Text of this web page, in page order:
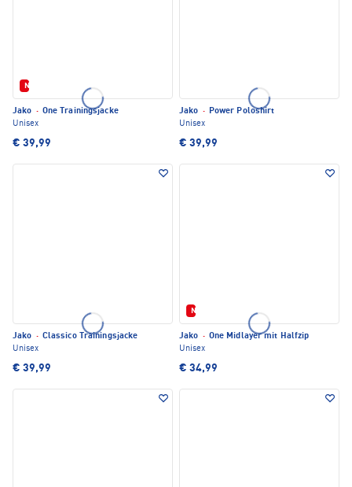
Neu
Jako · One Trainingsjacke
Unisex
€ 39,99
Jako · Power Poloshirt
Unisex
€ 39,99
Jako · Classico Trainingsjacke
Unisex
€ 39,99
Neu
Jako · One Midlayer mit Halfzip
Unisex
€ 34,99